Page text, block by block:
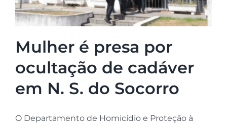
Mulher é presa por
ocultação de cadáver
em N. S. do Socorro
O Departamento de Homicídio e Proteção à